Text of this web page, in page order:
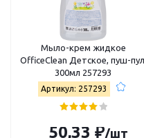
Мыло-крем жидкое
OfficeClean Детское, пуш-пул,
300мл 257293
Артикул: 257293
50,33 ₽/шт